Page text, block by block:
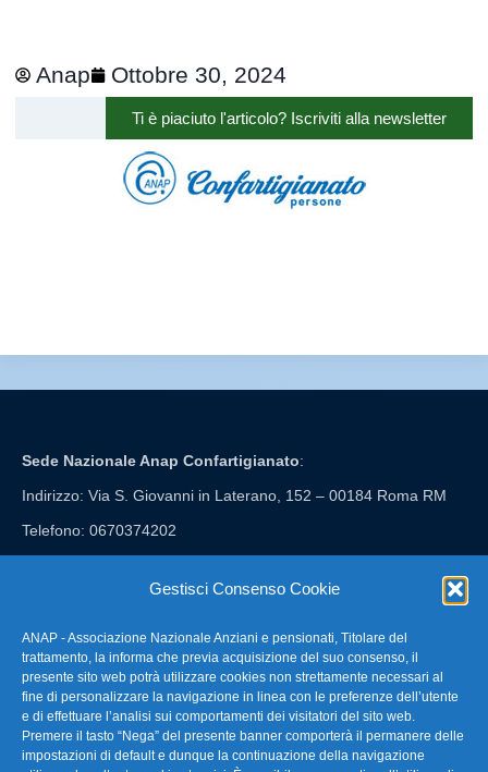
Gestisci Consenso Cookie
ANAP - Associazione Nazionale Anziani e pensionati, Titolare del
trattamento, la informa che previa acquisizione del suo consenso, il
presente sito web potrà utilizzare cookies non strettamente necessari al
fine di personalizzare la navigazione in linea con le preferenze dell’utente
e di effettuare l’analisi sui comportamenti dei visitatori del sito web.
Premere il tasto “Nega” del presente banner comporterà il permanere delle
impostazioni di default e dunque la continuazione della navigazione
Anap Ottobre 30, 2024
Ti è piaciuto l'articolo? Iscriviti alla newsletter
Sede Nazionale Anap Confartigianato:
Indirizzo: Via S. Giovanni in Laterano, 152 – 00184 Roma RM
Telefono: 0670374202
FAQ – Domande Frequenti
La nostra Newsletter
Link Utili